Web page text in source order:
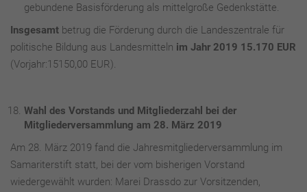
gebundene Basisförderung als mittelgroße Gedenkstätte.
Insgesamt betrug die Förderung durch die Landeszentrale für
politische Bildung aus Landesmitteln im Jahr 2019 15.170 EUR
(Vorjahr:15150,00 EUR).
Wahl des Vorstands und Mitgliederzahl bei der
Mitgliederversammlung am 28. März 2019
Am 28. März 2019 fand die Jahresmitgliederversammlung im
Samariterstift statt, bei der vom bisherigen Vorstand
wiedergewählt wurden: Marei Drassdo zur Vorsitzenden,